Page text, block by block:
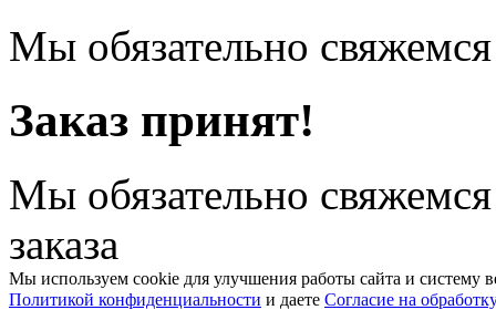
Мы обязательно
Заказ принят!
Мы обязательно
заказа
Мы используем cookie для улучшения работы сайта и систему
Политикой конфиденциальности и даете Согласие на